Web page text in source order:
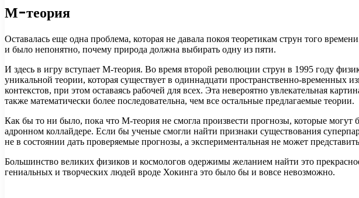
М-теория
Оставалась еще одна проблема, которая не давала покоя теоретикам струн того
и было непонятно, почему природа должна выбирать одну из пяти.
И здесь в игру вступает М-теория. Во время второй революции струн в 1995 году
уникальной теории, которая существует в одиннадцати пространственно-
контекстов, при этом оставаясь рабочей для всех. Эта невероятно увлекательная
также математически более последовательна, чем все остальные предлагаемые теории.
Как бы то ни было, пока что М-теория не смогла произвести прогнозы, которые
адронном коллайдере. Если бы ученые смогли найти признаки существования
не в состоянии дать проверяемые прогнозы, а экспериментальная не может
Большинство великих физиков и космологов одержимы желанием найти это
гениальных и творческих людей вроде Хокинга это было бы и вовсе невозможно.